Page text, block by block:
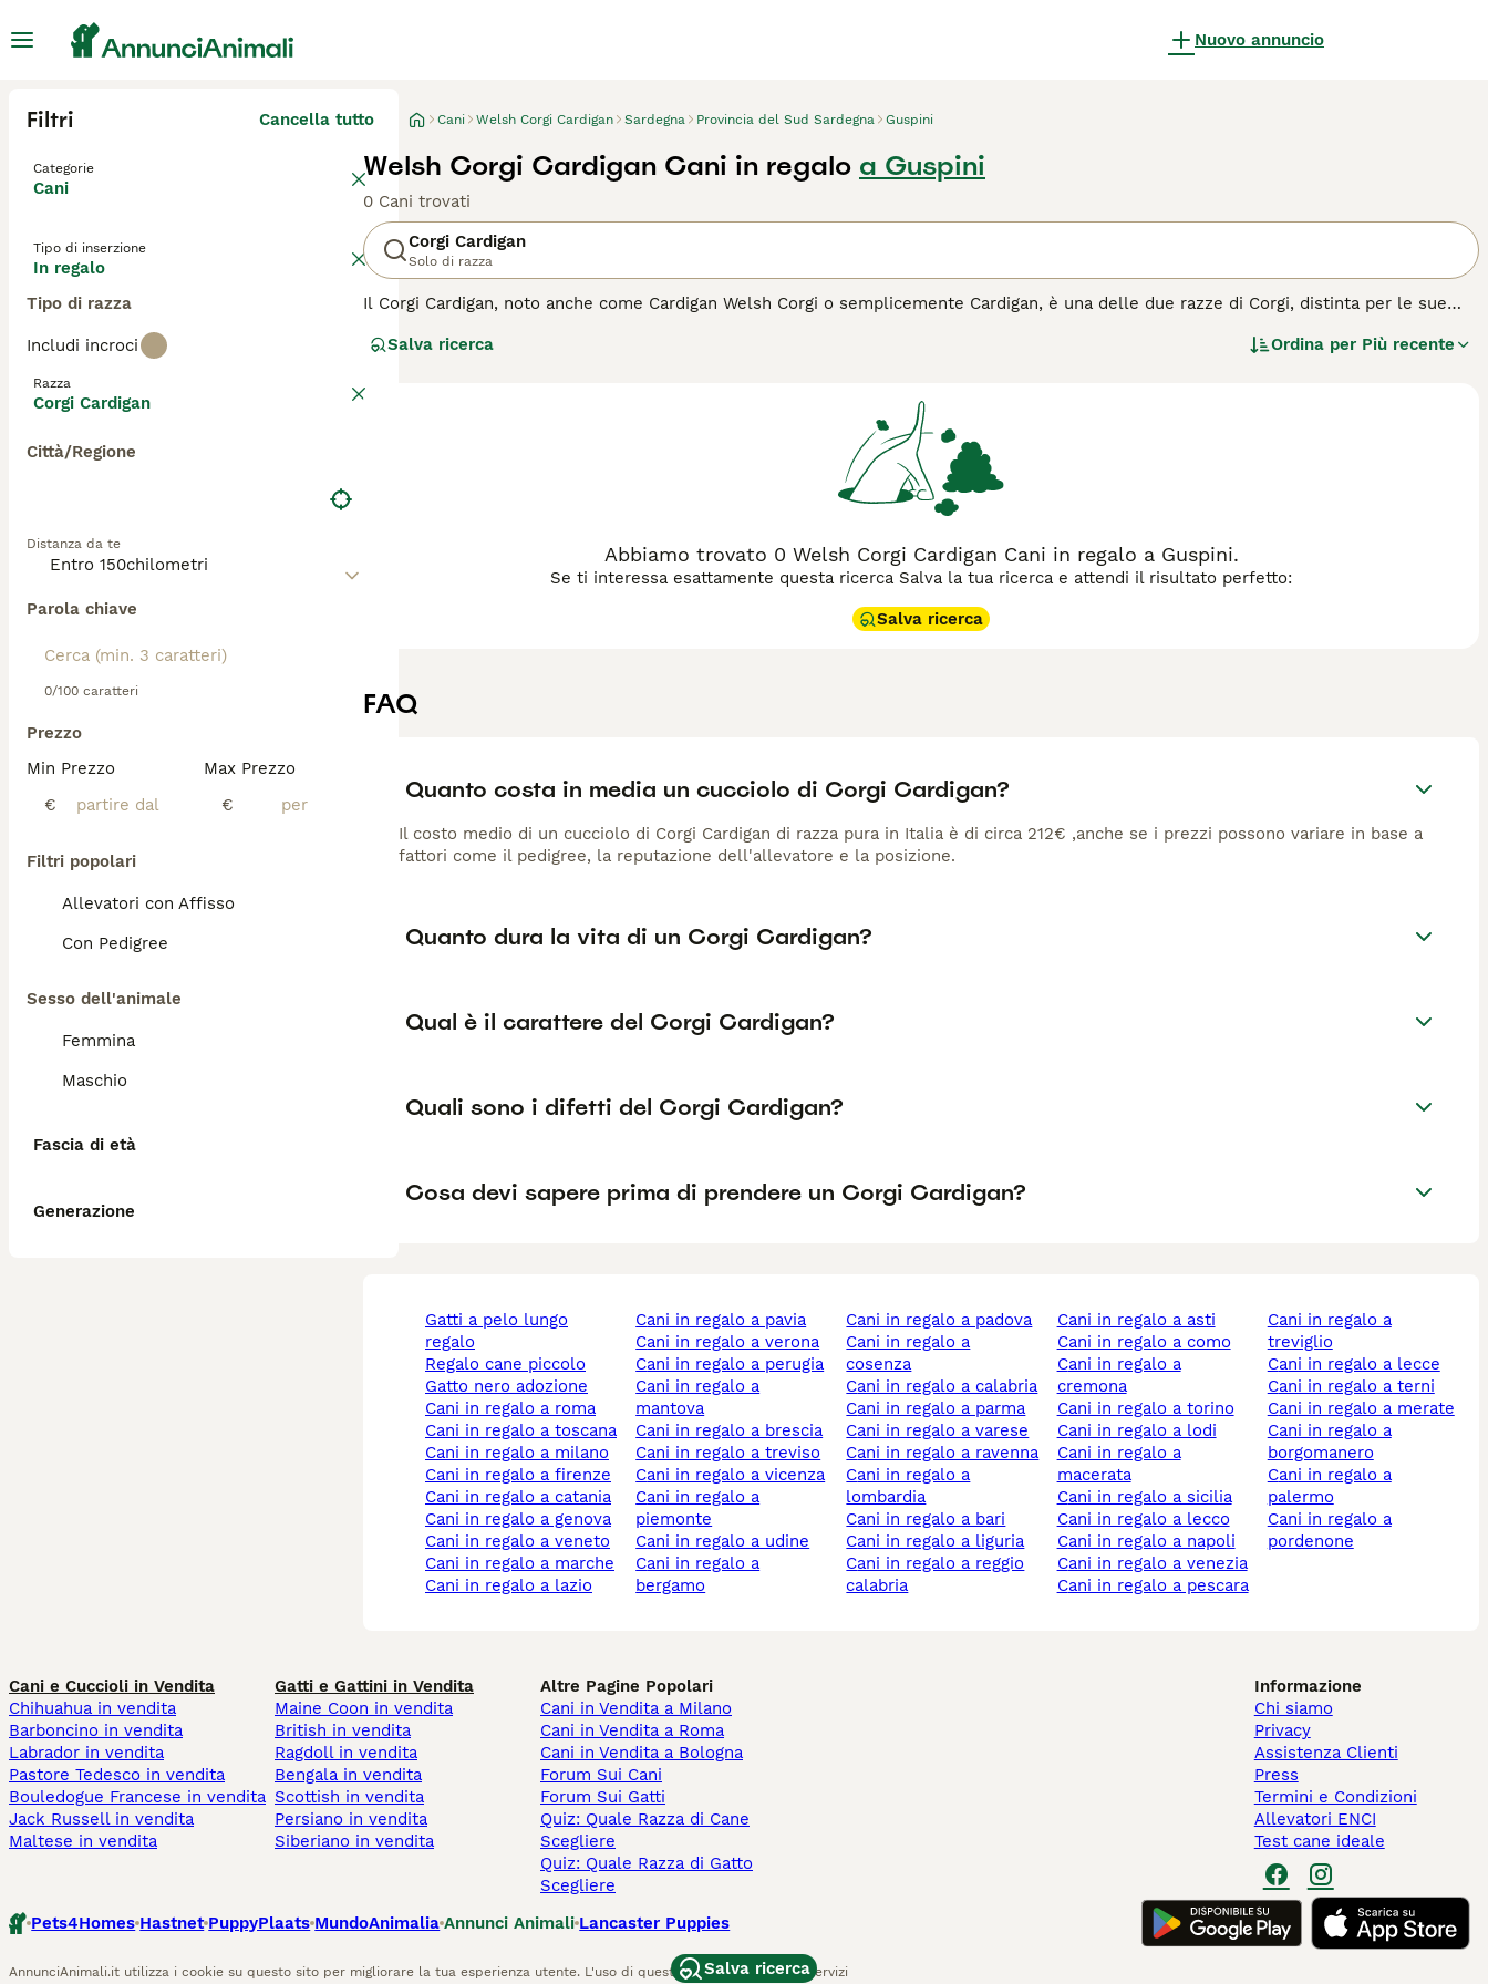
Nuovo annuncio
Filtri Cancella tutto
Categorie
Cani
Tipo di inserzione
In regalo
Tipo di razza
Includi incroci
Razza
Corgi Cardigan
Città/Regione
Distanza da te
Parola chiave
0/100 caratteri
Prezzo
Min Prezzo
€
Max Prezzo
€
Filtri popolari
Allevatori con Affisso
Con Pedigree
Sesso dell'animale
Femmina
Maschio
Fascia di età
Generazione
Cani Welsh Corgi Cardigan Sardegna Provincia del Sud Sardegna Guspini
Welsh Corgi Cardigan Cani in regalo a Guspini
0 Cani trovati
Corgi Cardigan
Solo di razza
Il Corgi Cardigan, noto anche come Cardigan Welsh Corgi o semplicemente Cardigan, è una delle due razze di Corgi, distinta per le sue
caratterizza per il suo corpo allungato e le zampe corte. Il Cardigan è noto per il suo temperamento equilibrato, l'intelligenza e la lealtà
vari stili di vita, il Corgi Cardigan apprezza le attività fisiche e le sfide mentali, dimostrandosi un eccellente compagno sia per famiglie che
Per scoprire se il Corgi Cardigan è il cane giusto per te, leggi la guida all'acquisto per questa razza.
Salva ricerca Ordina per Più recente
Abbiamo trovato 0 Welsh Corgi Cardigan Cani in regalo a Guspini.
Se ti interessa esattamente questa ricerca Salva la tua ricerca e attendi il risultato perfetto:
Salva ricerca
FAQ
Quanto costa in media un cucciolo di Corgi Cardigan?
Il costo medio di un cucciolo di Corgi Cardigan di razza pura in Italia è di circa 212€ ,anche se i prezzi possono variare in base a
fattori come il pedigree, la reputazione dell'allevatore e la posizione.
Quanto dura la vita di un Corgi Cardigan?
Qual è il carattere del Corgi Cardigan?
Quali sono i difetti del Corgi Cardigan?
Cosa devi sapere prima di prendere un Corgi Cardigan?
gatti a pelo lungo
regalo
regalo cane piccolo
gatto nero adozione
cani in regalo a roma
cani in regalo a toscana
cani in regalo a milano
cani in regalo a firenze
cani in regalo a catania
cani in regalo a genova
cani in regalo a veneto
cani in regalo a marche
cani in regalo a lazio
cani in regalo a pavia
cani in regalo a verona
cani in regalo a perugia
cani in regalo a
mantova
cani in regalo a brescia
cani in regalo a treviso
cani in regalo a vicenza
cani in regalo a
piemonte
cani in regalo a udine
cani in regalo a
bergamo
cani in regalo a padova
cani in regalo a
cosenza
cani in regalo a calabria
cani in regalo a parma
cani in regalo a varese
cani in regalo a ravenna
cani in regalo a
lombardia
cani in regalo a bari
cani in regalo a liguria
cani in regalo a reggio
calabria
cani in regalo a asti
cani in regalo a como
cani in regalo a
cremona
cani in regalo a torino
cani in regalo a lodi
cani in regalo a
macerata
cani in regalo a sicilia
cani in regalo a lecco
cani in regalo a napoli
cani in regalo a venezia
cani in regalo a pescara
cani in regalo a
treviglio
cani in regalo a lecce
cani in regalo a terni
cani in regalo a merate
cani in regalo a
borgomanero
cani in regalo a
palermo
cani in regalo a
pordenone
Salva ricerca
Cani e Cuccioli in Vendita
Chihuahua in vendita
Barboncino in vendita
Labrador in vendita
Pastore Tedesco in vendita
Bouledogue Francese in vendita
Jack Russell in vendita
Maltese in vendita
Gatti e Gattini in Vendita
Maine Coon in vendita
British in vendita
Ragdoll in vendita
Bengala in vendita
Scottish in vendita
Persiano in vendita
Siberiano in vendita
Altre Pagine Popolari
Cani in Vendita a Milano
Cani in Vendita a Roma
Cani in Vendita a Bologna
Forum Sui Cani
Forum Sui Gatti
Quiz: Quale Razza di Cane
Scegliere
Quiz: Quale Razza di Gatto
Scegliere
Informazione
Chi siamo
Privacy
Assistenza Clienti
Press
Termini e Condizioni
Allevatori ENCI
Test cane ideale
Pets4Homes Hastnet PuppyPlaats MundoAnimalia Annunci Animali Lancaster Puppies
AnnunciAnimali.it utilizza i cookie su questo sito per migliorare la tua esperienza utente. L'uso di questo sito Web e di altri servizi